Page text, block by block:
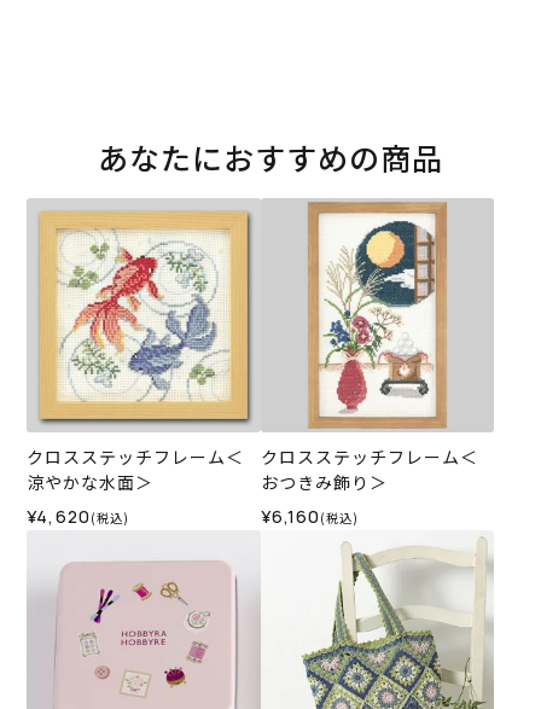
あなたにおすすめの商品
クロスステッチフレーム＜
涼やかな水面＞
¥4,620 (税込)
クロスステッチフレーム＜
おつきみ飾り＞
¥6,160 (税込)